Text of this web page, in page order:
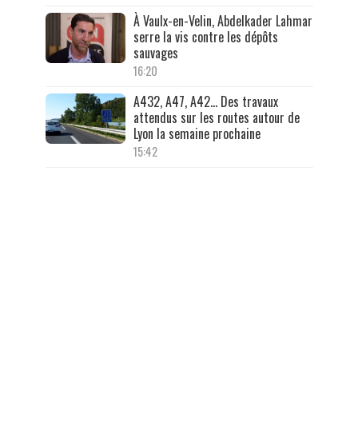
À Vaulx-en-Velin, Abdelkader Lahmar
serre la vis contre les dépôts
sauvages
16:20
A432, A47, A42… Des travaux
attendus sur les routes autour de
Lyon la semaine prochaine
15:42